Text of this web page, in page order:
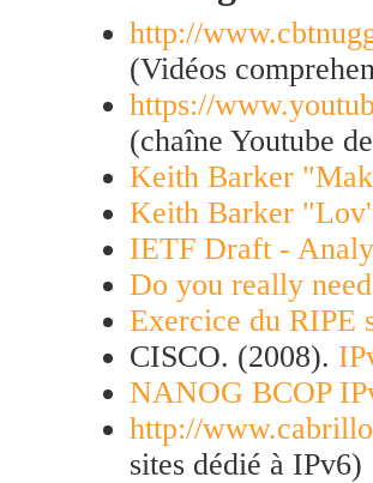
http://
(Vidéos
https://
(chaîne Youtube
Keith Barker
Keith Barker
IETF Draft -
Do you really
Exercice du RIPE
CISCO. (2008).
NANOG BCOP
http://
sites dédié à IPv6)